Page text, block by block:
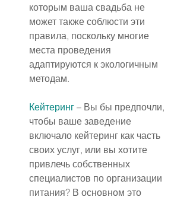
которым ваша свадьба не
может также соблюсти эти
правила, поскольку многие
места проведения
адаптируются к экологичным
методам.
Кейтеринг – Вы бы предпочли,
чтобы ваше заведение
включало кейтеринг как часть
своих услуг, или вы хотите
привлечь собственных
специалистов по организации
питания? В основном это